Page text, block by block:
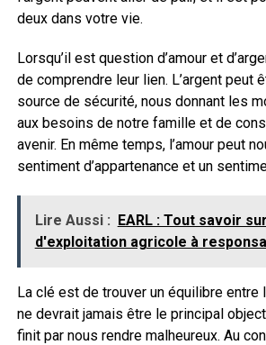
deux dans votre vie.
Lorsqu’il est question d’amour et
de comprendre leur lien. L’argent peut
source de sécurité, nous donnant les
aux besoins de notre famille et de
avenir. En même temps, l’amour peut
sentiment d’appartenance et un
Lire Aussi : EARL : Tout savoir
d'exploitation agricole à
La clé est de trouver un équilibre entre
ne devrait jamais être le principal
finit par nous rendre malheureux. Au